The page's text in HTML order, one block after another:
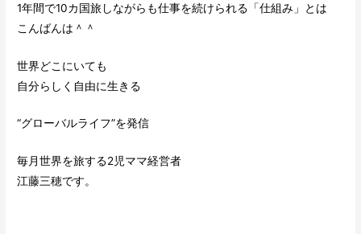
1年間で10カ国旅しながらも仕事を続けられる「仕組み」とは
こんばんは＾＾
世界どこにいても
自分らしく自由に生きる
“グローバルライフ”を発信
毎月世界を旅する2児ママ経営者
江藤三穂です。